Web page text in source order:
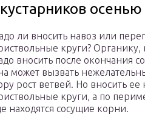
осенью
ли вносить навоз или
круги? Органику,
вносить после окончания
может вызвать
рост ветвей. Но вносить ее
круги, а по
находятся сосущие корни.